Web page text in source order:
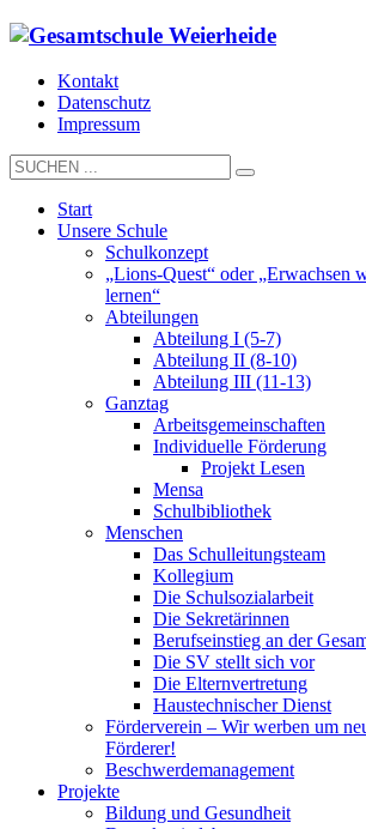
Kontakt
Datenschutz
Impressum
Start
Unsere Schule
Schulkonzept
„Lions-Quest“ oder „Erwachsen
lernen“
Abteilungen
Abteilung I (5-7)
Abteilung II (8-10)
Abteilung III (11-13)
Ganztag
Arbeitsgemeinschaften
Individuelle Förderung
Projekt Lesen
Mensa
Schulbibliothek
Menschen
Das Schulleitungsteam
Kollegium
Die Schulsozialarbeit
Die Sekretärinnen
Berufseinstieg an der
Die SV stellt sich vor
Die Elternvertretung
Haustechnischer Dienst
Förderverein – Wir werben um
Förderer!
Beschwerdemanagement
Projekte
Bildung und Gesundheit